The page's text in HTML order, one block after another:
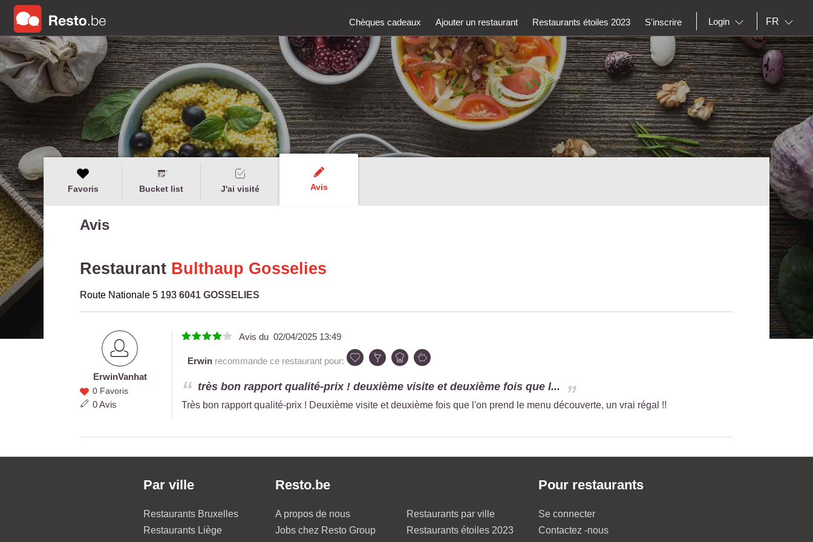
Chèques cadeaux Ajouter un restaurant Restaurants étoiles 2023 S'inscrire Login FR
Favoris Bucket list J'ai visité Avis
Avis
Restaurant Bulthaup Gosselies
Route Nationale 5 193 6041 GOSSELIES
Erwin
Vanhat
ErwinVanhat
0 Favoris
0 Avis
Avis du 02/04/2025 13:49
Erwin recommande ce restaurant pour:
très bon rapport qualité-prix ! deuxième visite et deuxième fois que l...
Très bon rapport qualité-prix ! Deuxième visite et deuxième fois que l'on prend le menu découverte, un vrai régal !!
Par ville
Restaurants Bruxelles
Restaurants Liège
Resto.be
A propos de nous
Jobs chez Resto Group
Restaurants par ville
Restaurants étoiles 2023
Pour restaurants
Se connecter
Contactez -nous